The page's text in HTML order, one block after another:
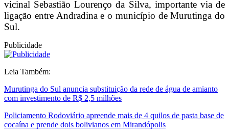
vicinal Sebastião Lourenço da Silva, importante via de
ligação entre Andradina e o município de Murutinga do
Sul.
Publicidade
Leia Também:
Murutinga do Sul anuncia substituição da rede de água de amianto
com investimento de R$ 2,5 milhões
Policiamento Rodoviário apreende mais de 4 quilos de pasta base de
cocaína e prende dois bolivianos em Mirandópolis